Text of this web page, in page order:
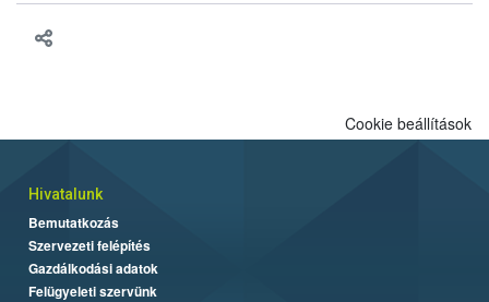
Cookie beállítások
Hivatalunk
Bemutatkozás
Szervezeti felépítés
Gazdálkodási adatok
Felügyeleti szervünk